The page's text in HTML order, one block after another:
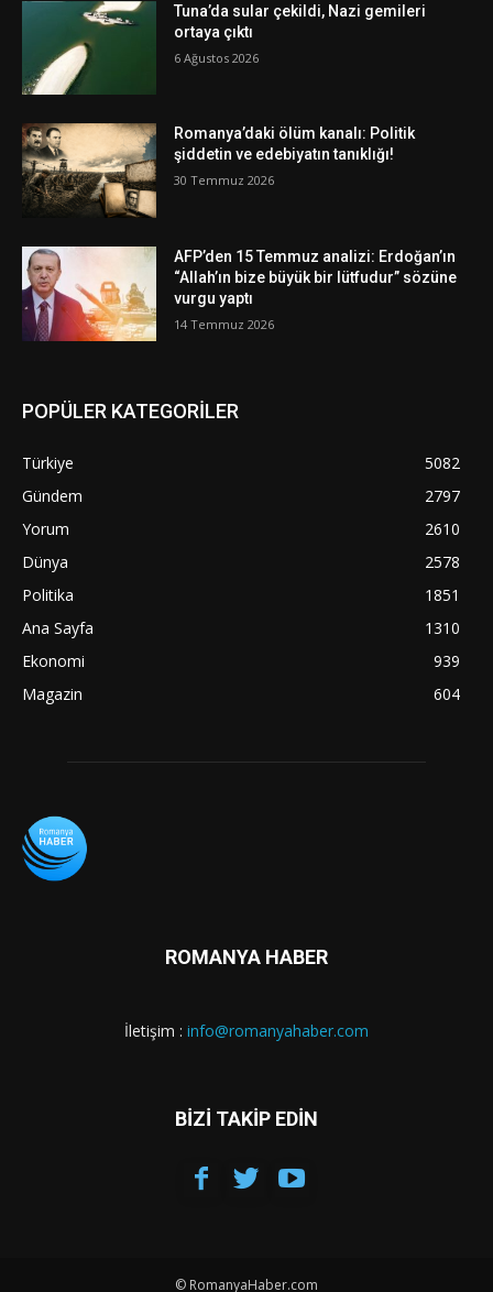
Tuna’da sular çekildi, Nazi gemileri
ortaya çıktı
6 Ağustos 2026
Romanya’daki ölüm kanalı: Politik
şiddetin ve edebiyatın tanıklığı!
30 Temmuz 2026
AFP’den 15 Temmuz analizi: Erdoğan’ın
“Allah’ın bize büyük bir lütfudur” sözüne
vurgu yaptı
14 Temmuz 2026
POPÜLER KATEGORİLER
Türkiye
5082
Gündem
2797
Yorum
2610
Dünya
2578
Politika
1851
Ana Sayfa
1310
Ekonomi
939
Magazin
604
ROMANYA HABER
İletişim : info@romanyahaber.com
BİZİ TAKİP EDİN
© RomanyaHaber.com